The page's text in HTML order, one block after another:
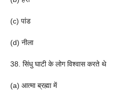
(c) पांड
(d) नीला
38. सिंधु घाटी के लोग विश्वास करते थे
(a) आत्मा ब्रह्मा में